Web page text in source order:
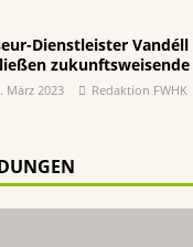
Dienstleister
März 2023 Redaktion FWHK